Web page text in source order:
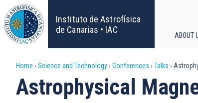
Skip
to
main
content
Instituto de Astrofísica
de Canarias • IAC
ABOUT
Breadcrumb
Home Science and Technology Conferences Talks
Astrophysical